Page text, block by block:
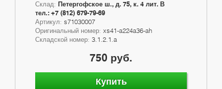
Склад: Петергофское ш., д. 75, к. 4 лит. В
тел.: +7 (812) 679-79-69
Артикул: s71030007
Оригинальный номер: xs41-a224a36-ah
Складской номер: 3.1.2.1.a
750 руб.
Купить